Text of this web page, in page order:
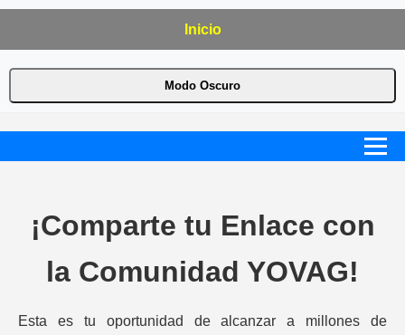
Inicio
Modo Oscuro
¡Comparte tu Enlace con
la Comunidad YOVAG!
Esta es tu oportunidad de alcanzar a millones de